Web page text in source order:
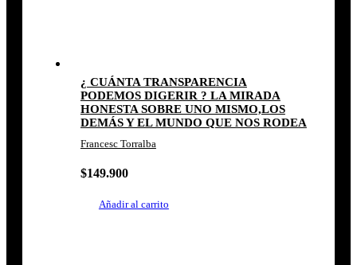
¿ CUÁNTA TRANSPARENCIA
PODEMOS DIGERIR ? LA MIRADA
HONESTA SOBRE UNO MISMO,LOS
DEMÁS Y EL MUNDO QUE NOS RODEA
Francesc Torralba
$149.900
Añadir al carrito